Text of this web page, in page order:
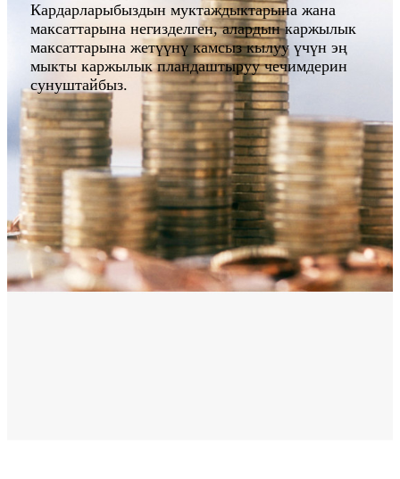
Кардарларыбыздын муктаждыктарына жана
максаттарына негизделген, алардын каржылык
максаттарына жетүүнү камсыз кылуу үчүн эң
мыкты каржылык пландаштыруу чечимдерин
сунуштайбыз.